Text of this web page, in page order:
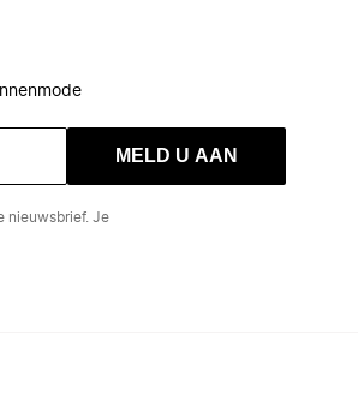
MELD U AAN
nieuwsbrief. Je